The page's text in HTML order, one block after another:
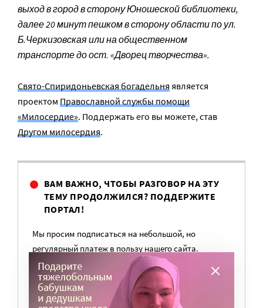
выход в город в сторону Юношеской библиотеки,
далее 20 минут пешком в сторону области по ул.
Б.Черкизовская или на общественном
транспорте до ост. «Дворец творчества».
Свято-Спиридоньевская богадельняявляется
проектом Православной службы помощи
«Милосердие». Поддержать его вы можете, став
Другом милосердия.
ВАМ ВАЖНО, ЧТОБЫ РАЗГОВОР НА ЭТУ
ТЕМУ ПРОДОЛЖИЛСЯ? ПОДДЕРЖИТЕ
ПОРТАЛ!
Мы просим подписаться на небольшой, но
регулярный платеж в пользу нашего сайта.
Милосердие.ru работает благодаря добровольным
пожертвованиям наших читателей. На
командировки, съемки, зарплаты редакторов,